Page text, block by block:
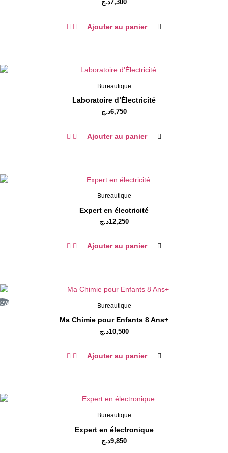
7,300د.ج
Ajouter au panier
Bureautique
Laboratoire d’Électricité
6,750د.ج
Ajouter au panier
Bureautique
Expert en électricité
12,250د.ج
Ajouter au panier
Bureautique
Ma Chimie pour Enfants 8 Ans+
10,500د.ج
Ajouter au panier
Bureautique
Expert en électronique
9,850د.ج